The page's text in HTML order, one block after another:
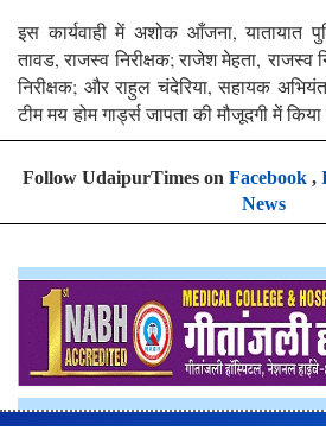
इस कार्यवाही में अशोक आँजना, यातायात
तावड, राजस्व निरीक्षक; राजेश मेहता, राजस्व
निरीक्षक; और राहुल चंदेरिया, सहायक
टीम मय होम गार्ड्स जापता की मौजूदगी में किया
Follow UdaipurTimes on Facebook,
News